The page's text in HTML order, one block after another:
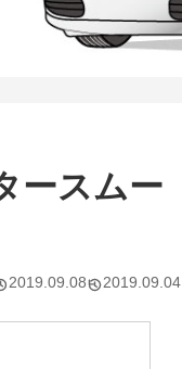
ースムー
2019.09.08 2019.09.04